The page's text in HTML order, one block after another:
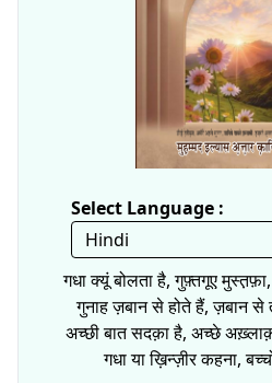
Select Language :
गधा क्यूं बोलता है, गुफ़्तगूए
गुनाह ज़बान से होते हैं, ज़बान से
अच्छी बात सदक़ा है, अच्छे
गधा या ख़िन्ज़ीर कहना,